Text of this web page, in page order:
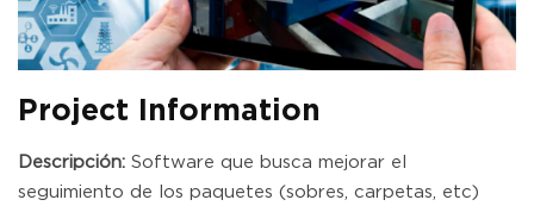
Project Information
Descripción: Software que busca mejorar el
seguimiento de los paquetes (sobres, carpetas, etc)